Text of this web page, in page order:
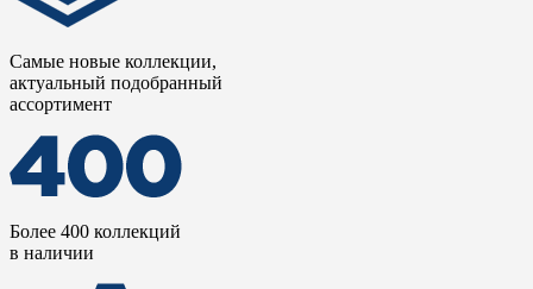
Самые новые коллекции,
актуальный подобранный
ассортимент
Более 400 коллекций
в наличии